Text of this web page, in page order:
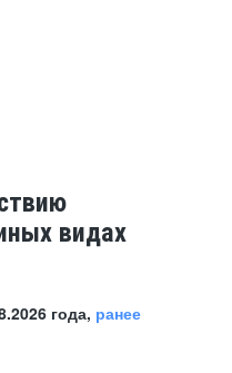
видах
года, ранее